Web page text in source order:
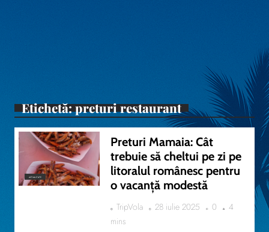
Etichetă:preturi restaurant
ACTUALITATE
Preturi Mamaia: Cât
trebuie să cheltui pe zi pe
litoralul românesc pentru
o vacanță modestă
TripVola 28 iulie 2025 0
4
mins